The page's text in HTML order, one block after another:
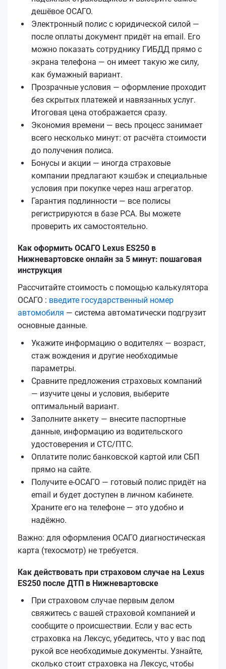
дешёвое ОСАГО.
Электронный полис с юридической силой —
после оплаты документ придёт на email. Его
можно показать сотруднику ГИБДД прямо с
экрана телефона — он имеет такую же силу,
как бумажный вариант.
Прозрачные условия — оформление проходит
без скрытых платежей и навязанных услуг.
Итоговая цена отображается сразу.
Экономия времени — весь процесс занимает
всего несколько минут: от расчёта стоимости
до получения полиса.
Бонусы и акции — иногда страховые
компании предлагают кэшбэк и специальные
условия при покупке через наш агрегатор.
Гарантия подлинности — все полисы
регистрируются в базе РСА. Вы можете
проверить их самостоятельно.
Как оформить ОСАГО Lexus ES250 в
Нижневартовске онлайн за 5 минут: пошаговая
инструкция
Рассчитайте стоимость с помощью калькулятора
ОСАГО : введите государственный номер
автомобиля — система автоматически подгрузит
основные данные.
Укажите информацию о водителях — возраст,
стаж вождения и другие необходимые
параметры.
Сравните предложения страховых компаний
— изучите цены и условия, выберите
оптимальный вариант.
Заполните анкету — внесите паспортные
данные, информацию из водительского
удостоверения и СТС/ПТС.
Оплатите полис банковской картой или СБП
прямо на сайте.
Получите е‑ОСАГО — готовый полис придёт на
email и будет доступен в личном кабинете.
Храните его на телефоне — это удобно и
надёжно.
Важно: для оформления ОСАГО диагностическая
карта (техосмотр) не требуется.
Как действовать при страховом случае на Lexus
ES250 после ДТП в Нижневартовске
При страховом случае первым делом
свяжитесь с вашей страховой компанией и
сообщите о происшествии. Если у вас есть
страховка на Лексус, убедитесь, что у вас под
рукой все необходимые документы. Узнайте,
сколько стоит страховка на Лексус, чтобы